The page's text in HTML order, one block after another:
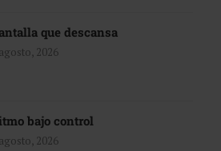
que descansa
2026
bajo control
2026